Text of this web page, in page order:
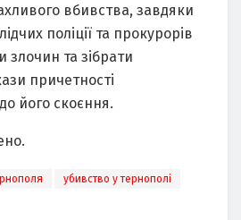
вбивства, завдяки
поліції та прокурорів
злочин та зібрати
причетності
його скоєння.
убивство у тернополі